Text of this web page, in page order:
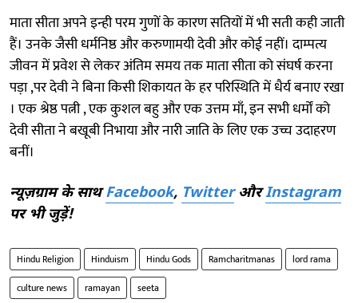
माता सीता अपने इन्ही परम गुणों के कारण सतियों में भी सती कही जाती
हैं। उनके जैसी धर्मनिष्ठ और करुणामयी देवी और कोई नहीं। दाम्पत्य
जीवन में प्रवेश से लेकर अंतिम समय तक माता सीता को संघर्ष करना
पड़ा ,पर देवी ने बिना किसी शिकायत के हर परिस्थिति में धैर्य बनाए रखा
। एक श्रेष्ठ पत्नी , एक कुशल बहु और एक उत्तम माँ, इन सभी धर्मों को
देवी सीता ने बखूबी निभाया और नारी जाति के लिए एक उच्च उदाहरण
बनीं।
न्यूज़ग्राम के साथFacebook, TwitterऔरInstagram
पर भी जुड़ें!
Hindu Religion Hinduism Hindu Gods Ramcharitmanas
lord rama
culture news
ramayan seeta